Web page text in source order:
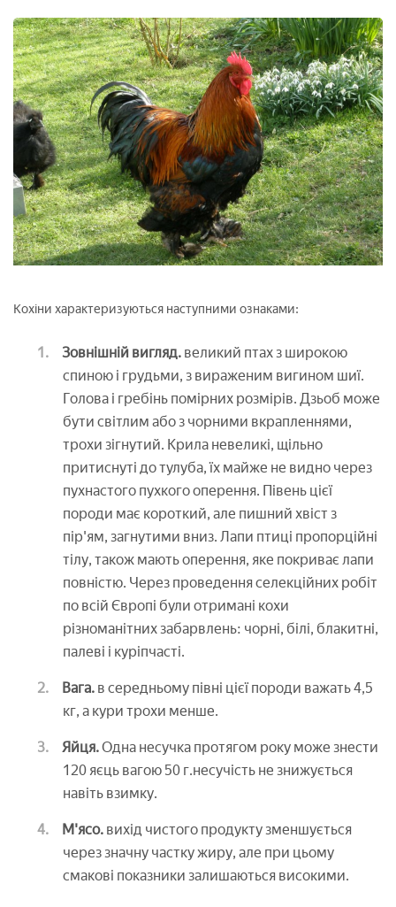
Кохіни характеризуються наступними ознаками:
Зовнішній вигляд. великий птах з широкою
спиною і грудьми, з вираженим вигином шиї.
Голова і гребінь помірних розмірів. Дзьоб може
бути світлим або з чорними вкрапленнями,
трохи зігнутий. Крила невеликі, щільно
притиснуті до тулуба, їх майже не видно через
пухнастого пухкого оперення. Півень цієї
породи має короткий, але пишний хвіст з
пір'ям, загнутими вниз. Лапи птиці пропорційні
тілу, також мають оперення, яке покриває лапи
повністю. Через проведення селекційних робіт
по всій Європі були отримані кохи
різноманітних забарвлень: чорні, білі, блакитні,
палеві і куріпчасті.
Вага. в середньому півні цієї породи важать 4,5
кг, а кури трохи менше.
Яйця.Одна несучка протягом року може знести
120 яєць вагою 50 г.несучість не знижується
навіть взимку.
М'ясо. вихід чистого продукту зменшується
через значну частку жиру, але при цьому
смакові показники залишаються високими.